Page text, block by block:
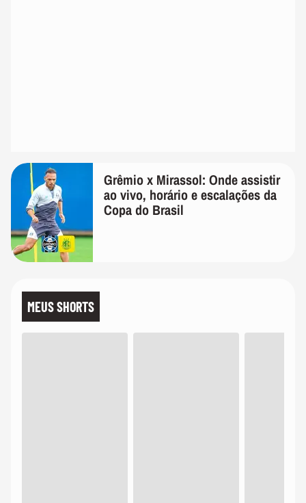
Grêmio x Mirassol: Onde assistir
ao vivo, horário e escalações da
Copa do Brasil
MEUS SHORTS